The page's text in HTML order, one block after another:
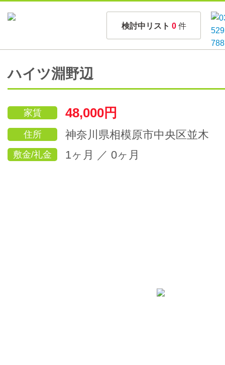
検討中リスト 0 件
ハイツ淵野辺
家賃 48,000円
住所 神奈川県相模原市中央区並木
敷金/礼金 1ヶ月 ／ 0ヶ月